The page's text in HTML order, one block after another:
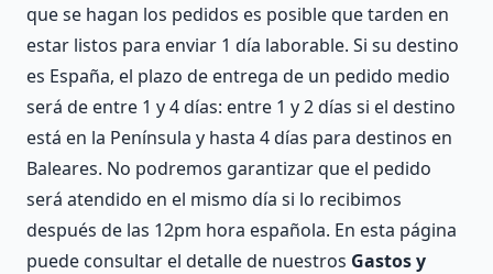
que se hagan los pedidos es posible que tarden en
estar listos para enviar 1 día laborable. Si su destino
es España, el plazo de entrega de un pedido medio
será de entre 1 y 4 días: entre 1 y 2 días si el destino
está en la Península y hasta 4 días para destinos en
Baleares. No podremos garantizar que el pedido
será atendido en el mismo día si lo recibimos
después de las 12pm hora española. En esta página
puede consultar el detalle de nuestros Gastos y